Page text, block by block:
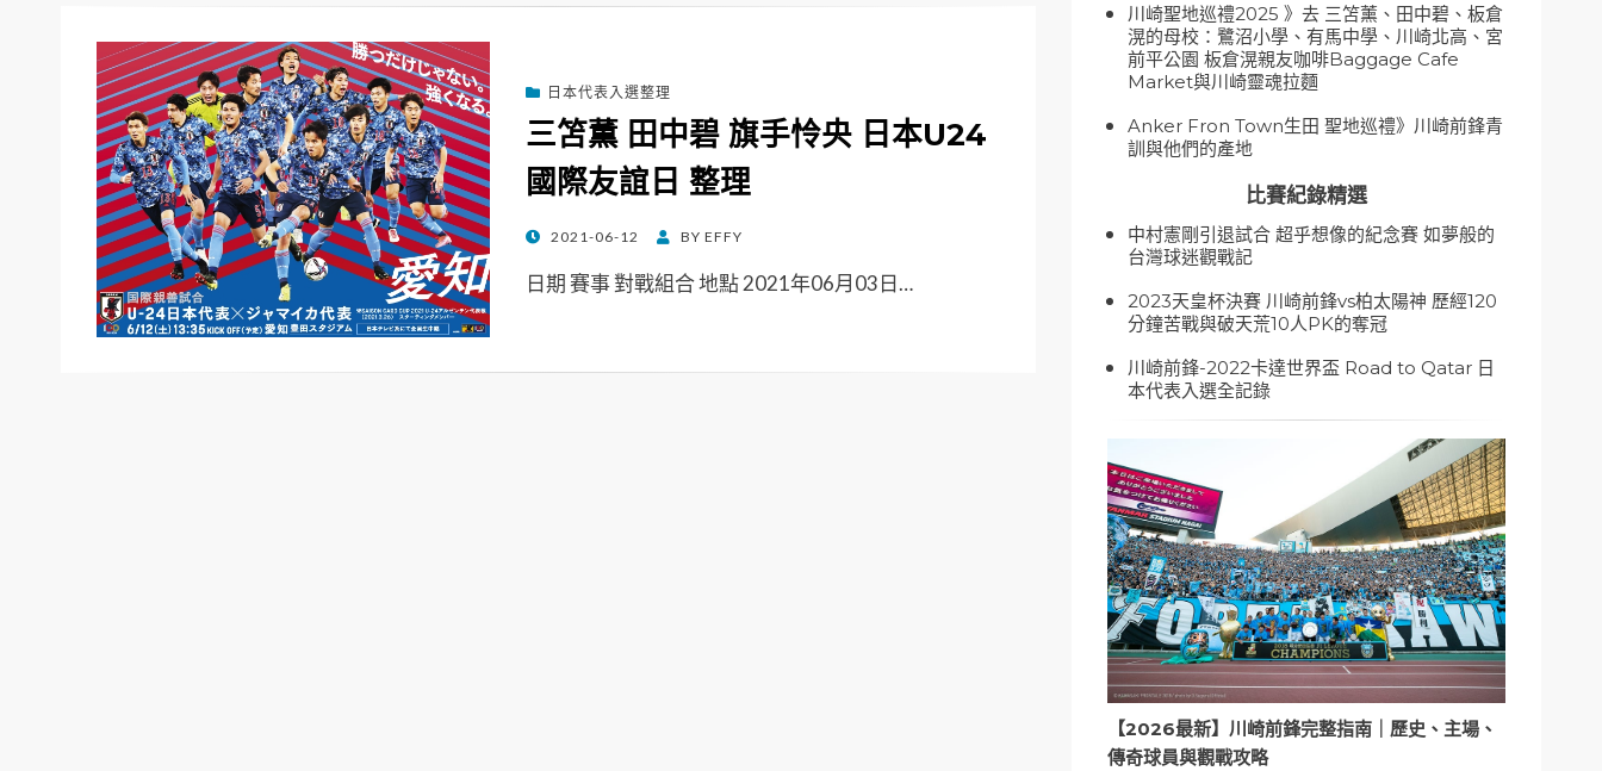
日本代表入選整理
三笘薫 田中碧 旗手怜央 日本U24
國際友誼日 整理
POSTED
2021-06-12 BY EFFY
日期 賽事 對戰組合 地點 2021年06月03日…
川崎聖地巡禮2025 》去 三笘薰、田中碧、板倉
滉的母校：鷺沼小學、有馬中學、川崎北高、宮
前平公園 板倉滉親友咖啡Baggage Cafe
Market與川崎靈魂拉麵
Anker Fron Town生田 聖地巡禮》川崎前鋒青
訓與他們的產地
比賽紀錄精選
中村憲剛引退試合 超乎想像的紀念賽 如夢般的
台灣球迷觀戰記
2023天皇杯決賽 川崎前鋒vs柏太陽神 歷經120
分鐘苦戰與破天荒10人PK的奪冠
川崎前鋒-2022卡達世界盃 Road to Qatar 日
本代表入選全記錄
【2026最新】川崎前鋒完整指南｜歷史、主場、
傳奇球員與觀戰攻略